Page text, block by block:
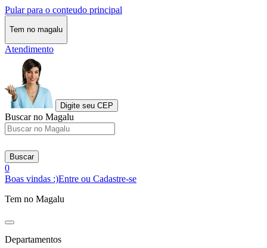
Pular para o conteudo principal
Tem no magalu
Atendimento
Digite seu CEP
Buscar no Magalu
Buscar
0
Boas vindas :)Entre ou Cadastre-se
Tem no Magalu
Departamentos